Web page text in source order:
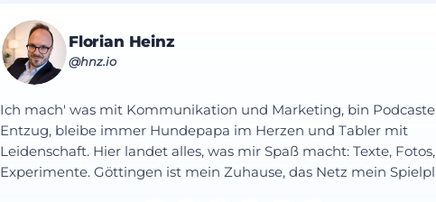
Florian Heinz
@hnz.io
Ich mach' was mit Kommunikation und Marketing, bin
Entzug, bleibe immer Hundepapa im Herzen und Tabler mit
Leidenschaft. Hier landet alles, was mir Spaß macht: Texte, Fotos,
Experimente. Göttingen ist mein Zuhause, das Netz mein